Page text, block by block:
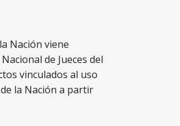
Nación viene
de Jueces del
vinculados al uso
la Nación a partir